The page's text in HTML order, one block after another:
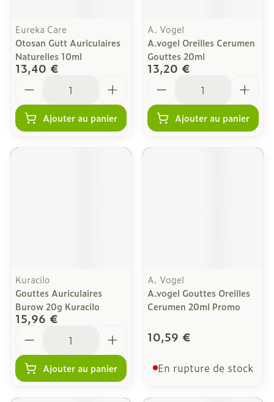
Eureka Care
Otosan Gutt Auriculaires
Naturelles 10ml
13,40 €
Ajouter au panier
A. Vogel
A.vogel Oreilles Cerumen
Gouttes 20ml
13,20 €
Ajouter au panier
Kuracilo
Gouttes Auriculaires
Burow 20g Kuracilo
15,96 €
Ajouter au panier
A. Vogel
A.vogel Gouttes Oreilles
Cerumen 20ml Promo
10,59 €
En rupture de stock